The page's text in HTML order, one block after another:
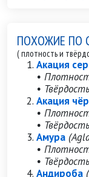
ПОХОЖИЕ ПО
( плотность и
Акация
•
•
Акация
•
•
Амура
•
•
Андироба